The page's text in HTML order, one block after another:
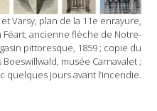
Varsy, plan de la 11e enrayure,
Féart, ancienne flèche de Notre-
pittoresque, 1859 ; copie du
Boeswillwald, musée Carnavalet ;
quelques jours avant l’incendie.